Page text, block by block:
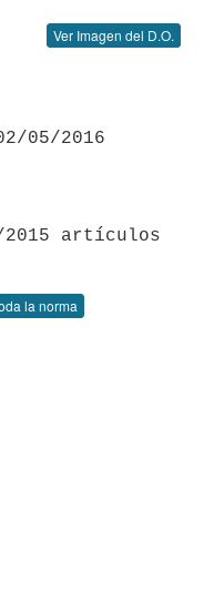
Ver Imagen del D.O.
05/2016
la norma